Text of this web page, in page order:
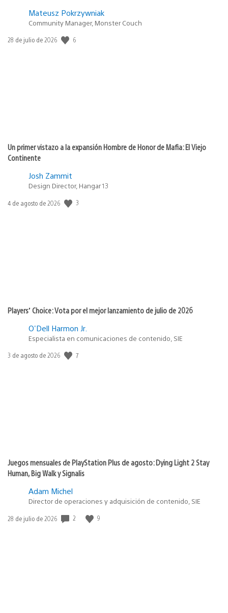
Mateusz Pokrzywniak
Community Manager, Monster Couch
Fecha
28 de julio de 2026 6
Un primer vistazo a la expansión Hombre de Honor de Mafia: El Viejo
Continente
Josh Zammit
Design Director, Hangar 13
Fecha
4 de agosto de 2026 3
Players’ Choice: Vota por el mejor lanzamiento de julio de 2026
O'Dell Harmon Jr.
Especialista en comunicaciones de contenido, SIE
Fecha
3 de agosto de 2026 7
Juegos mensuales de PlayStation Plus de agosto: Dying Light 2 Stay
Human, Big Walk y Signalis
Adam Michel
Director de operaciones y adquisición de contenido, SIE
Fecha
28 de julio de 2026 2 9